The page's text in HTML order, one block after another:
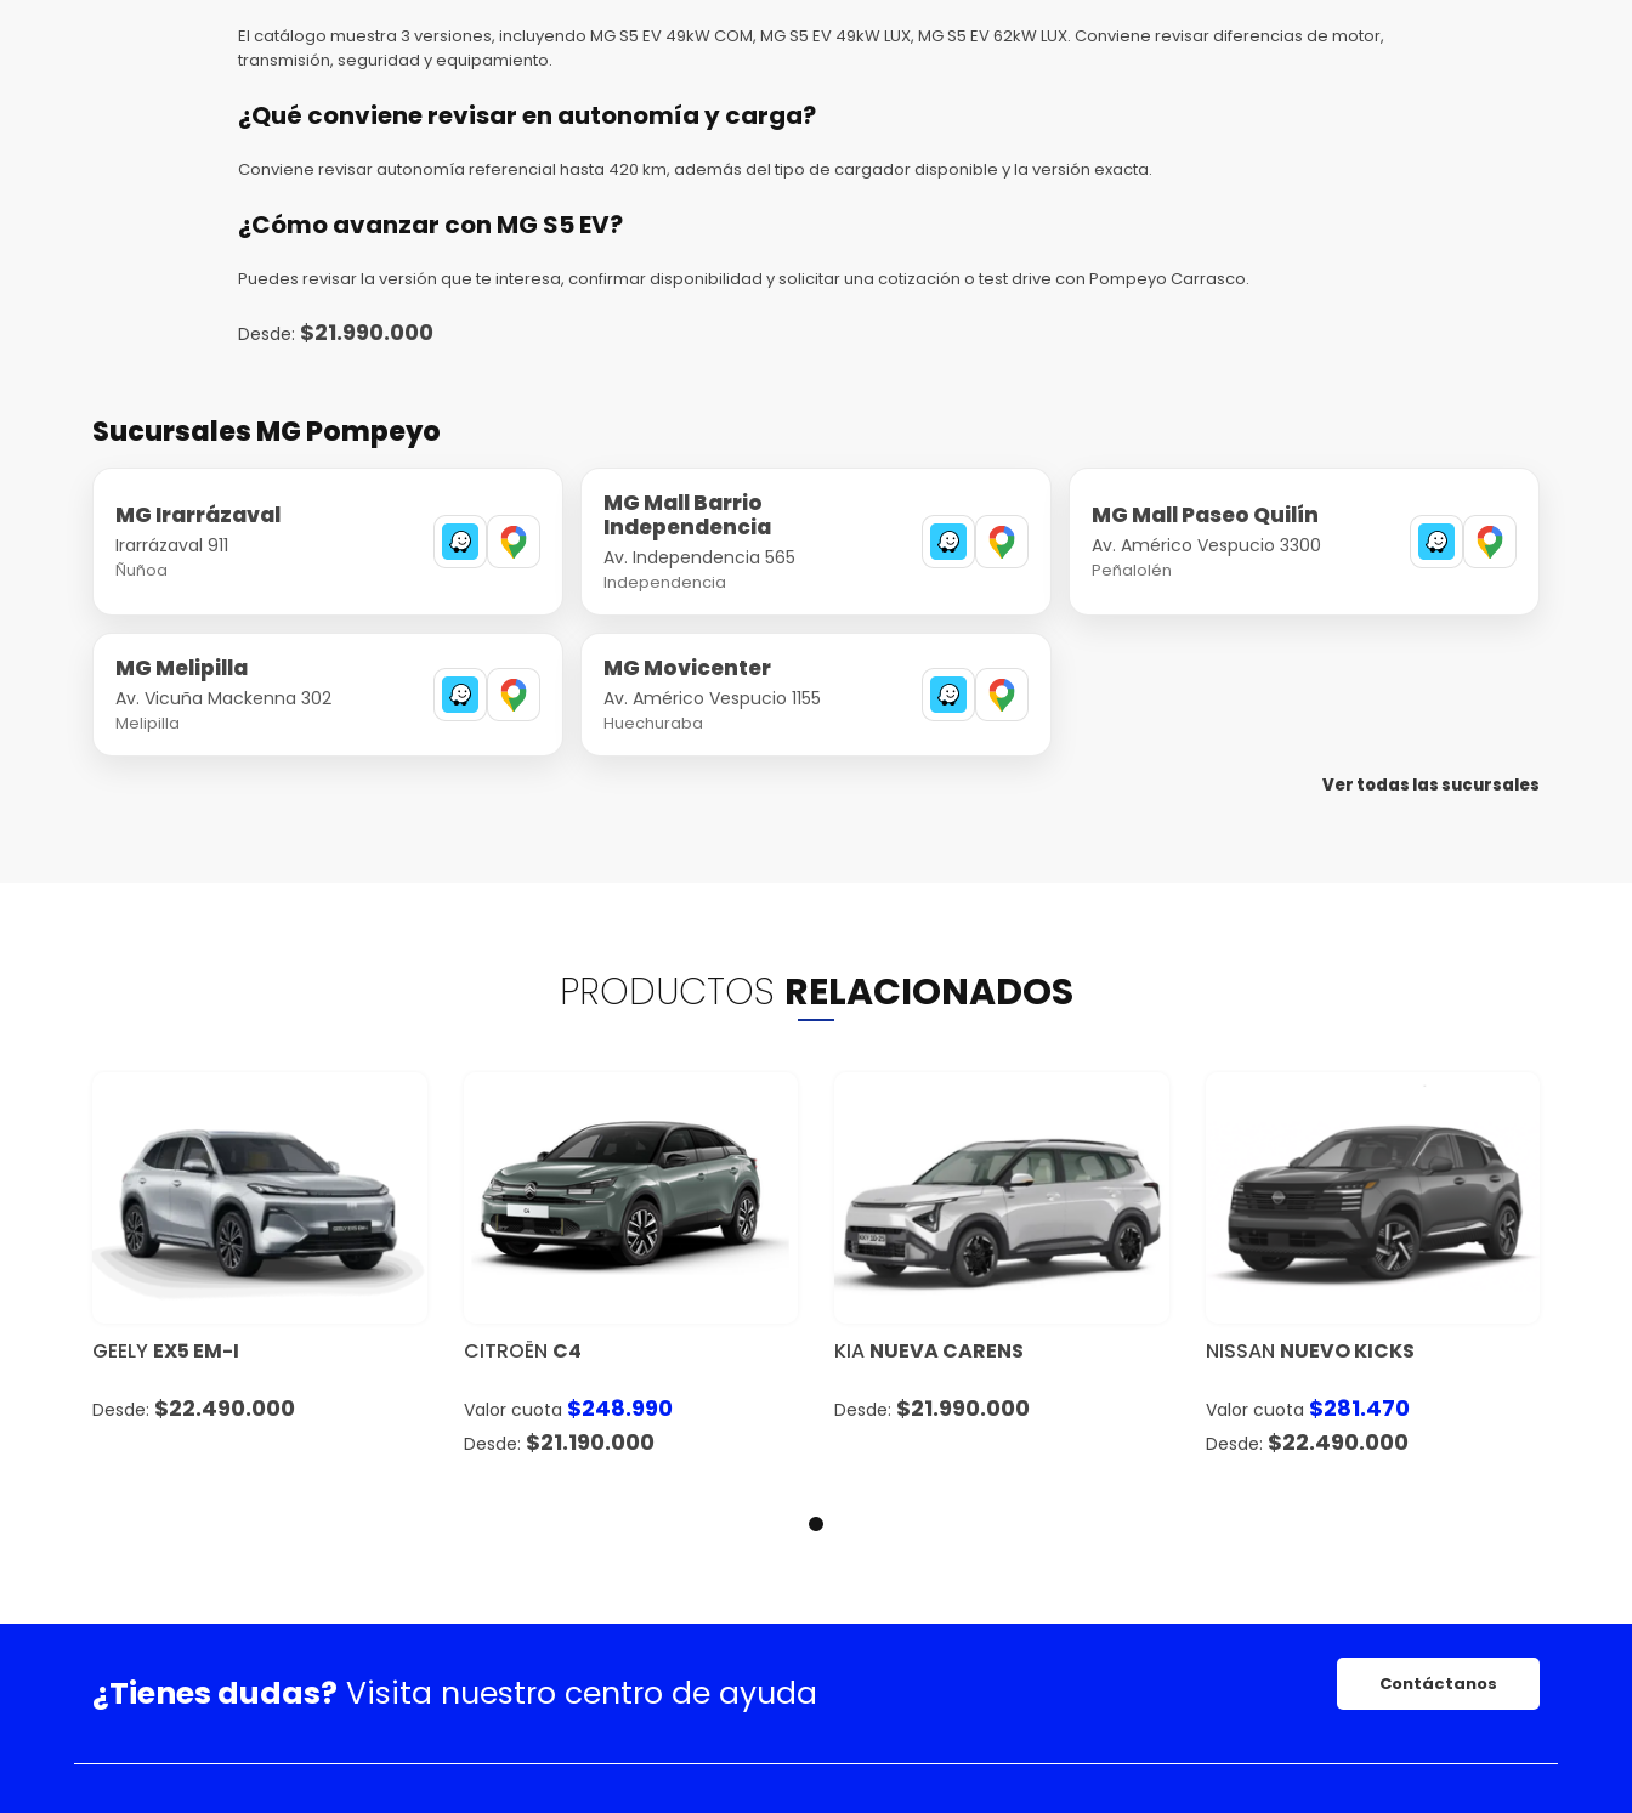
El catálogo muestra 3 versiones, incluyendo MG S5 EV 49kW COM, MG S5 EV 49kW LUX, MG S5 EV 62kW LUX. Conviene revisar diferencias de motor,
transmisión, seguridad y equipamiento.
¿Qué conviene revisar en autonomía y carga?
Conviene revisar autonomía referencial hasta 420 km, además del tipo de cargador disponible y la versión exacta.
¿Cómo avanzar con MG S5 EV?
Puedes revisar la versión que te interesa, confirmar disponibilidad y solicitar una cotización o test drive con Pompeyo Carrasco.
$21.990.000
Sucursales MG Pompeyo
MG Irarrázaval
Irarrázaval 911
Ñuñoa
MG Mall Barrio
Independencia
Av. Independencia 565
Independencia
MG Mall Paseo Quilín
Av. Américo Vespucio 3300
Peñalolén
MG Melipilla
Av. Vicuña Mackenna 302
Melipilla
MG Movicenter
Av. Américo Vespucio 1155
Huechuraba
Ver todas las sucursales
PRODUCTOS RELACIONADOS
GEELY EX5 EM-I
$22.490.000
CITROËN C4
Valor cuota $248.990
$21.190.000
KIA NUEVA CARENS
$21.990.000
NISSAN NUEVO KICKS
Valor cuota $281.470
$22.490.000
¿Tienes dudas? Visita nuestro centro de ayuda Contáctanos